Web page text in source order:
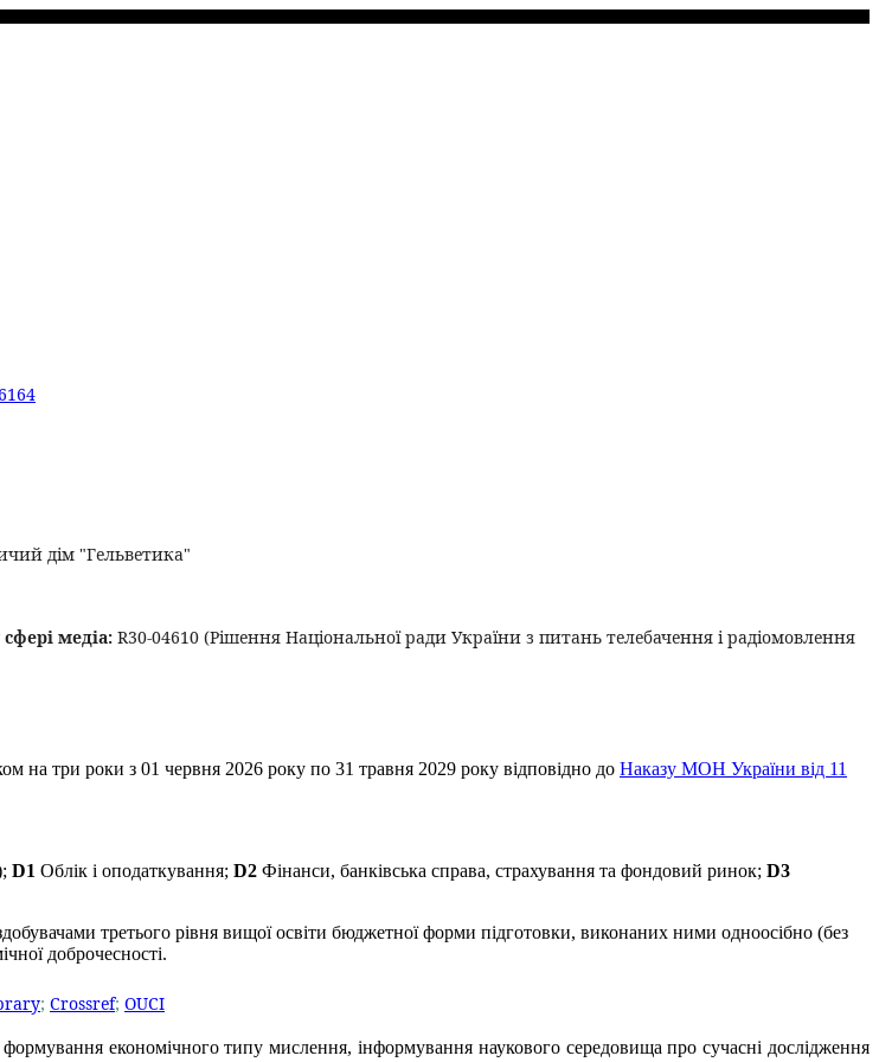
дім "Гельветика"
сфері медіа: R30-04610 (Рішення Національної ради України з питань телебачення і радіомовлення
на три роки з 01 червня 2026 року по 31 травня 2029 року відповідно до Наказу МОН України від 11
D1 Облік і оподаткування; D2 Фінанси, банківська справа, страхування та фондовий ринок; D3
здобувачами третього рівня вищої освіти бюджетної форми підготовки, виконаних ними одноосібно (без
доброчесності.
; Crossref; OUCI
економічного типу мислення, інформування наукового середовища про сучасні дослідження